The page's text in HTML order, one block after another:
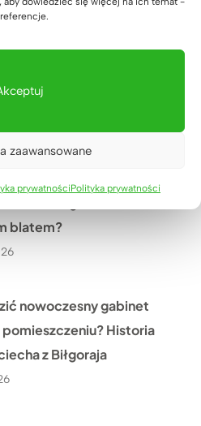
zaawansowane
prywatnościPolityka prywatności
biurowe wykonaliśmy
blatem?
nowoczesny gabinet
pomieszczeniu? Historia
z Biłgoraja